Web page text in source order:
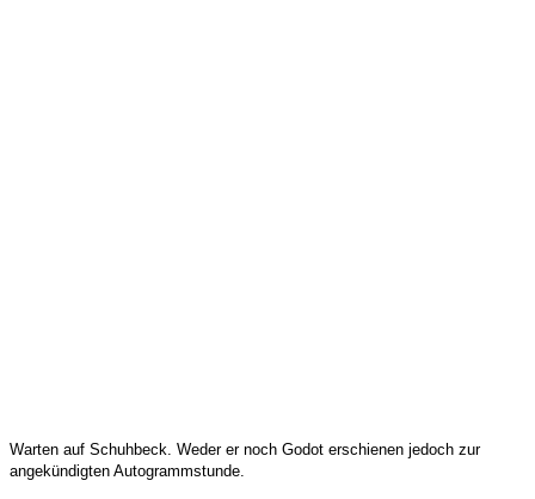
Warten auf Schuhbeck. Weder er noch Godot erschienen jedoch zur
angekündigten Autogrammstunde.